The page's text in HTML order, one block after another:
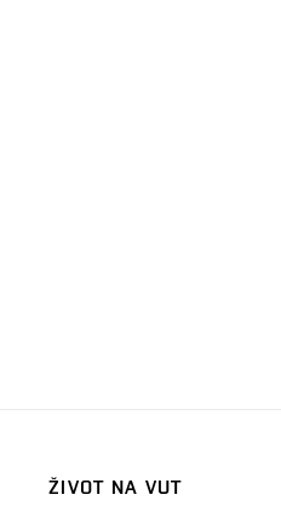
ŽIVOT NA VUT